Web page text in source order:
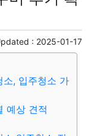
: 2025-01-17
소, 입주청소 가
예상 견적